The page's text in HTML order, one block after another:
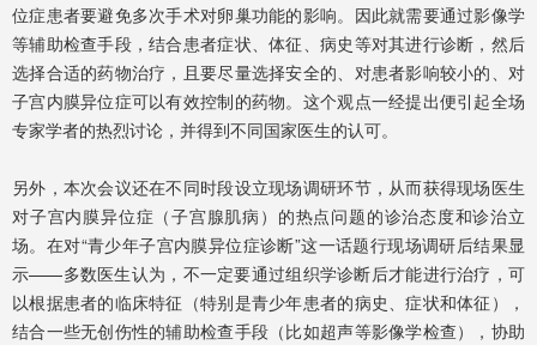
位症患者要避免多次手术对卵巢功能的影响。因此就需要通过影像学
等辅助检查手段，结合患者症状、体征、病史等对其进行诊断，然后
选择合适的药物治疗，且要尽量选择安全的、对患者影响较小的、对
子宫内膜异位症可以有效控制的药物。这个观点一经提出便引起全场
专家学者的热烈讨论，并得到不同国家医生的认可。
另外，本次会议还在不同时段设立现场调研环节，从而获得现场医生
对子宫内膜异位症（子宫腺肌病）的热点问题的诊治态度和诊治立
场。在对“青少年子宫内膜异位症诊断”这一话题行现场调研后结果显
示——多数医生认为，不一定要通过组织学诊断后才能进行治疗，可
以根据患者的临床特征（特别是青少年患者的病史、症状和体征），
结合一些无创伤性的辅助检查手段（比如超声等影像学检查），协助